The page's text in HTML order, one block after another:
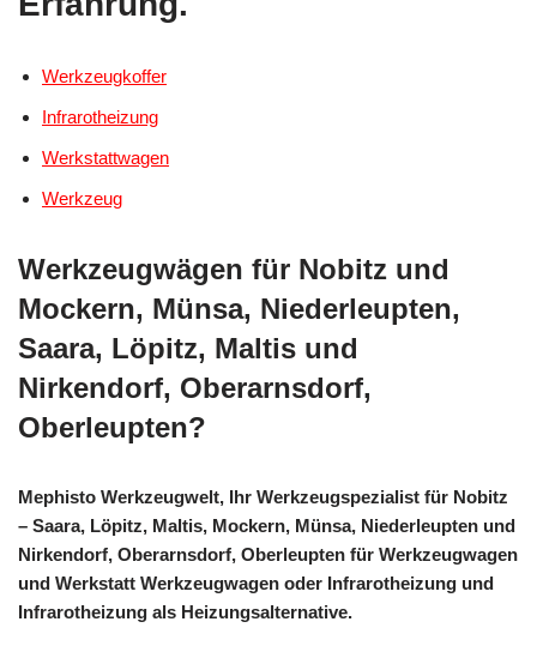
Werkzeugkoffer
Infrarotheizung
Werkstattwagen
Werkzeug
Werkzeugwägen für Nobitz und
Mockern, Münsa, Niederleupten,
Saara, Löpitz, Maltis und
Nirkendorf, Oberarnsdorf,
Oberleupten?
Mephisto Werkzeugwelt, Ihr Werkzeugspezialist für Nobitz
– Saara, Löpitz, Maltis, Mockern, Münsa, Niederleupten und
Nirkendorf, Oberarnsdorf, Oberleupten für Werkzeugwagen
und Werkstatt Werkzeugwagen oder Infrarotheizung und
Infrarotheizung als Heizungsalternative.